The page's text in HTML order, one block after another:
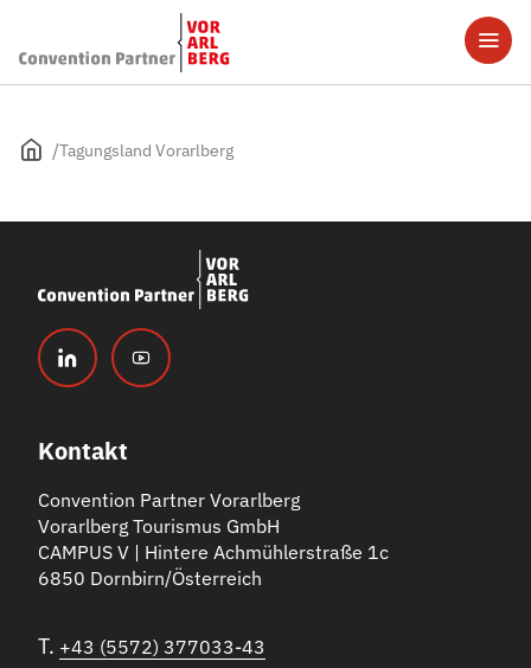
Tagungsland Vorarlberg
Kontakt
Convention Partner Vorarlberg
Vorarlberg Tourismus GmbH
CAMPUS V | Hintere Achmühlerstraße 1c
6850 Dornbirn/Österreich
T. +43 (5572) 377033-43